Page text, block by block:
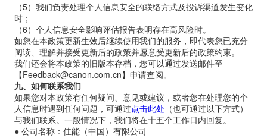
（5）我们负责处理个人信息安全的联络方式及投诉渠道发生变化
时；
（6）个人信息安全影响评估报告表明存在高风险时。
如您在本政策更新生效后继续使用我们的服务，即代表您已充分
阅读、理解并接受更新后的政策并愿意受更新后的政策约束。
我们还会将本政策的旧版本存档，您可以通过发送邮件至
【Feedback@canon.com.cn】申请查阅。
九、如何联系我们
如果您对本政策有任何疑问、意见或建议，或者您在处理您的个
人信息时遇到任何问题，可通过点击此处 （也可通过以下方式）
与我们联系。一般情况下，我们将在十五个工作日内回复。
● 公司名称：佳能（中国）有限公司